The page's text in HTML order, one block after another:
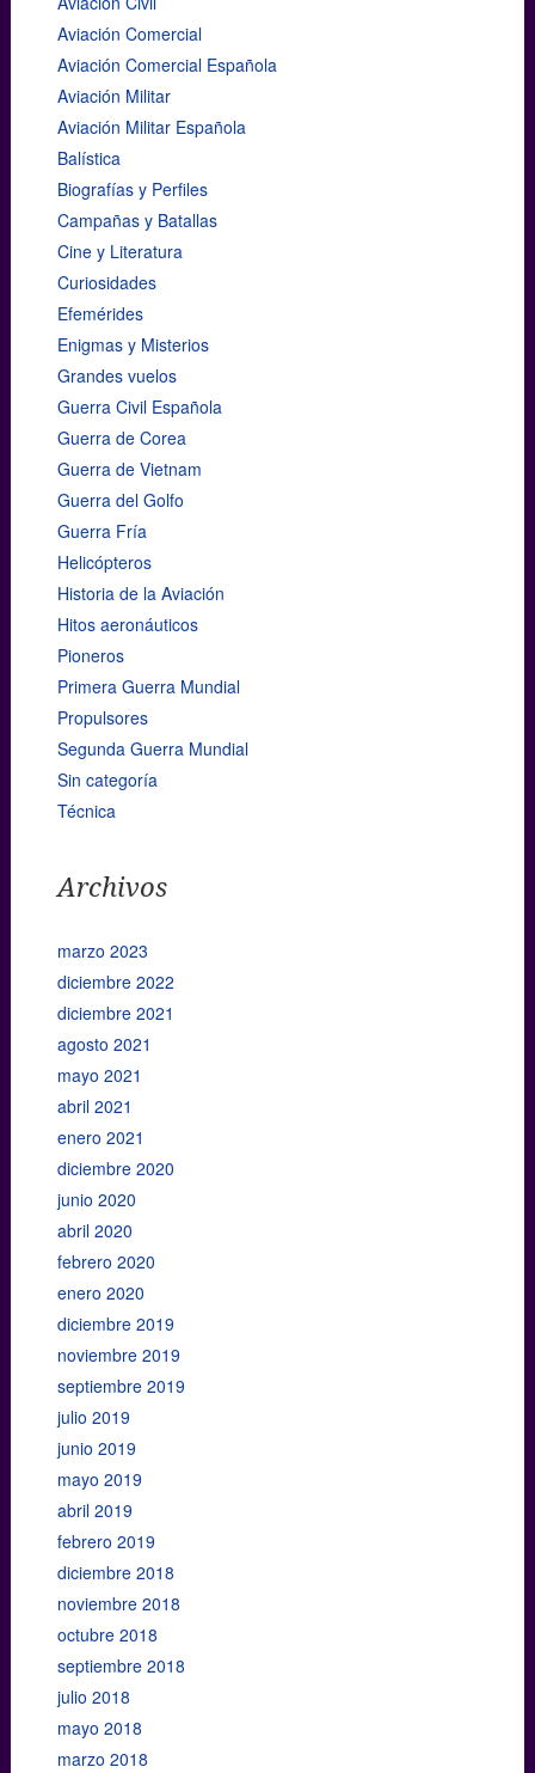
Aviación Comercial
Aviación Comercial Española
Aviación Militar
Aviación Militar Española
Balística
Biografías y Perfiles
Campañas y Batallas
Cine y Literatura
Curiosidades
Efemérides
Enigmas y Misterios
Grandes vuelos
Guerra Civil Española
Guerra de Corea
Guerra de Vietnam
Guerra del Golfo
Guerra Fría
Helicópteros
Historia de la Aviación
Hitos aeronáuticos
Pioneros
Primera Guerra Mundial
Propulsores
Segunda Guerra Mundial
Sin categoría
Técnica
Archivos
marzo 2023
diciembre 2022
diciembre 2021
agosto 2021
mayo 2021
abril 2021
enero 2021
diciembre 2020
junio 2020
abril 2020
febrero 2020
enero 2020
diciembre 2019
noviembre 2019
septiembre 2019
julio 2019
junio 2019
mayo 2019
abril 2019
febrero 2019
diciembre 2018
noviembre 2018
octubre 2018
septiembre 2018
julio 2018
mayo 2018
marzo 2018